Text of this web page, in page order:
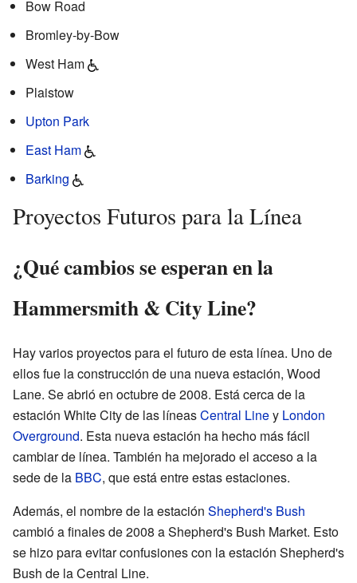
Bow Road
Bromley-by-Bow
West Ham
Plaistow
Upton Park
East Ham
Barking
Proyectos Futuros para la Línea
¿Qué cambios se esperan en la
Hammersmith & City Line?
Hay varios proyectos para el futuro de esta línea. Uno de
ellos fue la construcción de una nueva estación, Wood
Lane. Se abrió en octubre de 2008. Está cerca de la
estación White City de las líneasCentral Liney London
Overground. Esta nueva estación ha hecho más fácil
cambiar de línea. También ha mejorado el acceso a la
sede de la BBC, que está entre estas estaciones.
Además, el nombre de la estación Shepherd's Bush
cambió a finales de 2008 a Shepherd's Bush Market. Esto
se hizo para evitar confusiones con la estación Shepherd's
Bush de la Central Line.